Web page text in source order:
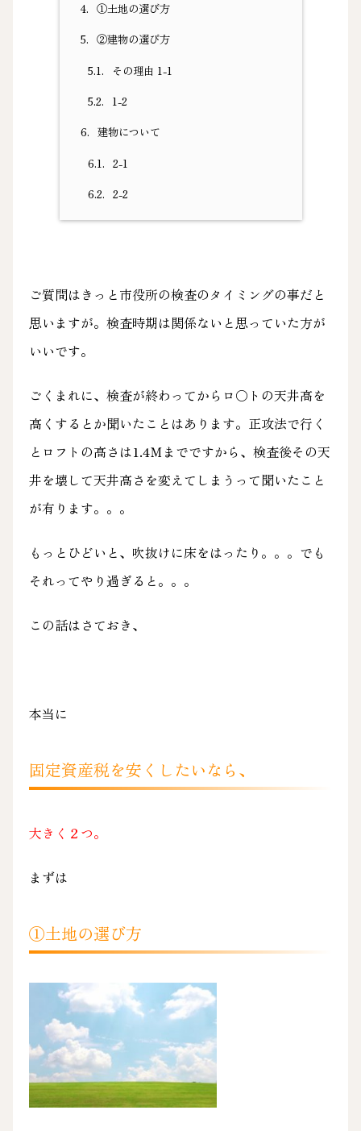
4. ①土地の選び方
5. ②建物の選び方
5.1. その理由 1-1
5.2. 1-2
6. 建物について
6.1. 2-1
6.2. 2-2
ご質問はきっと市役所の検査のタイミングの事だと
思いますが。検査時期は関係ないと思っていた方が
いいです。
ごくまれに、検査が終わってからロ〇トの天井高を
高くするとか聞いたことはあります。正攻法で行く
とロフトの高さは1.4Ｍまでですから、検査後その天
井を壊して天井高さを変えてしまうって聞いたこと
が有ります。。。
もっとひどいと、吹抜けに床をはったり。。。でも
それってやり過ぎると。。。
この話はさておき、
本当に
固定資産税を安くしたいなら、
大きく２つ。
まずは
①土地の選び方